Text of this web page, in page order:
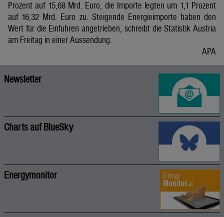
Prozent auf 15,68 Mrd. Euro, die Importe legten um 1,1 Prozent
auf 16,32 Mrd. Euro zu. Steigende Energieimporte haben den
Wert für die Einfuhren angetrieben, schreibt die Statistik Austria
am Freitag in einer Aussendung.
APA
Newsletter
Charts auf BlueSky
Energymonitor